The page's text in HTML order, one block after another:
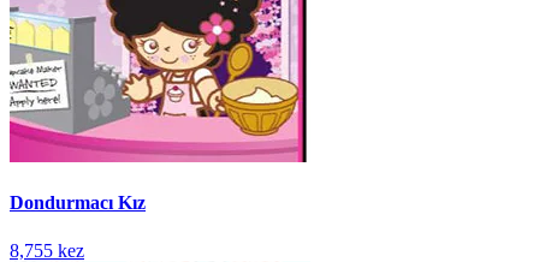
Dondurmacı Kız
8,755 kez